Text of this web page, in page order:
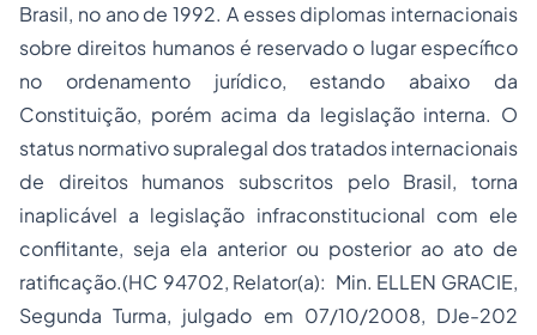
Brasil, no ano de 1992. A esses diplomas internacionais
sobre direitos humanos é reservado o lugar específico
no ordenamento jurídico, estando abaixo da
Constituição, porém acima da legislação interna. O
status normativo supralegal dos tratados internacionais
de direitos humanos subscritos pelo Brasil, torna
inaplicável a legislação infraconstitucional com ele
conflitante, seja ela anterior ou posterior ao ato de
ratificação.(HC 94702, Relator(a): Min. ELLEN GRACIE,
Segunda Turma, julgado em 07/10/2008, DJe-202